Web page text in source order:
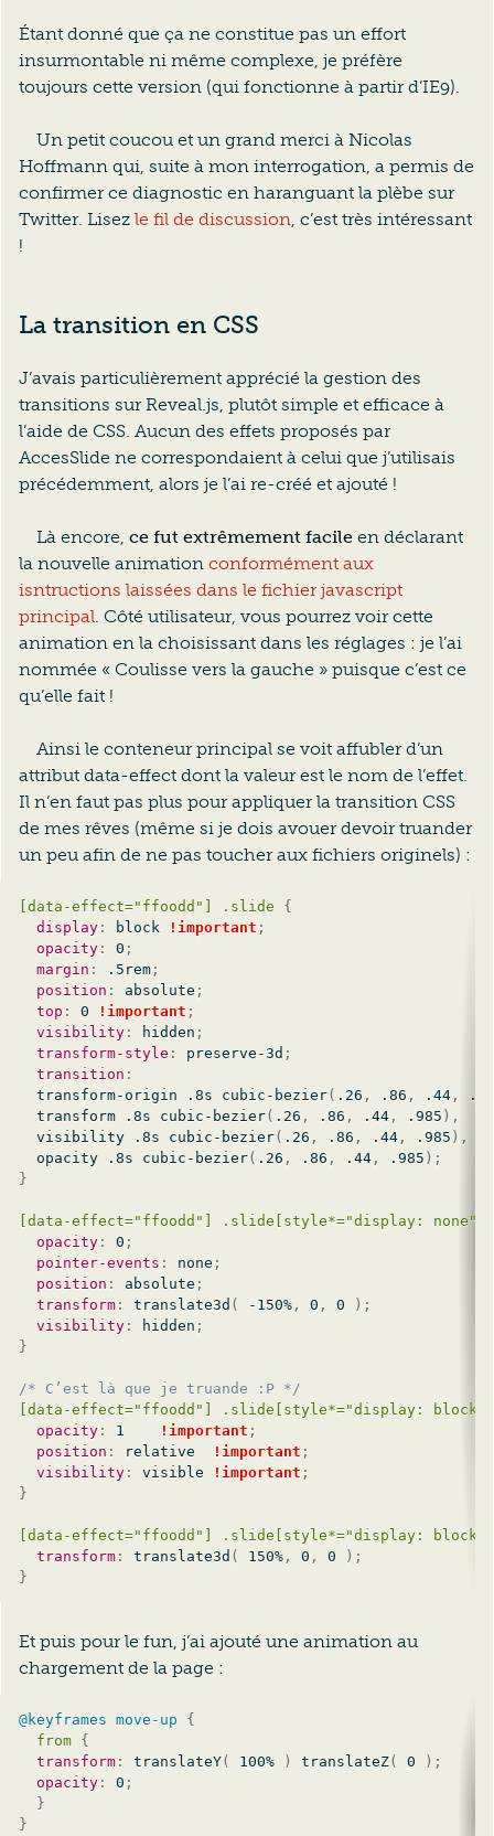
Étant donné que ça ne constitue pas un effort
insurmontable ni même complexe, je préfère
toujours cette version (qui fonctionne à partir d’IE9).
Un petit coucou et un grand merci à Nicolas
Hoffmann qui, suite à mon interrogation, a permis de
confirmer ce diagnostic en haranguant la plèbe sur
Twitter. Lisez le fil de discussion , c’est très intéressant
!
La transition en CSS
J’avais particulièrement apprécié la gestion des
transitions sur Reveal.js, plutôt simple et efficace à
l’aide de CSS. Aucun des effets proposés par
AccesSlide ne correspondaient à celui que j’utilisais
précédemment, alors je l’ai re-créé et ajouté !
Là encore, ce fut extrêmement facile en déclarant
la nouvelle animation conformément aux
isntructions laissées dans le fichier javascript
principal . Côté utilisateur, vous pourrez voir cette
animation en la choisissant dans les réglages : je l’ai
nommée « Coulisse vers la gauche » puisque c’est ce
qu’elle fait !
Ainsi le conteneur principal se voit affubler d’un
attribut data-effect dont la valeur est le nom de l’effet.
Il n’en faut pas plus pour appliquer la transition CSS
de mes rêves (même si je dois avouer devoir truander
un peu afin de ne pas toucher aux fichiers originels) :
[data-effect="ffoodd"] .slide
{
display : block !important ;
opacity : 0 ;
margin : .5rem ;
position : absolute ;
top : 0 !important ;
visibility : hidden ;
transform-style : preserve-3d ;
transition :
  transform-origin .8s
cubic-bezier( .26 , .86 , .44 ,
  transform .8s
cubic-bezier( .26 , .86 , .44 , .985 ) ,
  visibility .8s
cubic-bezier( .26 , .86 , .44 , .985 ) ,
  opacity .8s
cubic-bezier( .26 , .86 , .44 , .985 ) ;
}
[data-effect="ffoodd"] .slide[style*="display: none"]
opacity : 0 ;
pointer-events : none ;
position : absolute ;
transform : translate3d ( -150% , 0 , 0 ) ;
visibility : hidden ;
}
/* C’est là que je truande :P */
[data-effect="ffoodd"] .slide[style*="display: block"]
opacity : 1 !important ;
position : relative !important ;
visibility : visible !important ;
}
[data-effect="ffoodd"] .slide[style*="display:
transform : translate3d ( 150% , 0 , 0 ) ;
}
Et puis pour le fun, j’ai ajouté une animation au
chargement de la page :
@keyframes move-up
{
from {
transform : translateY( 100% ) translateZ( 0 ) ;
opacity : 0 ;
}
}